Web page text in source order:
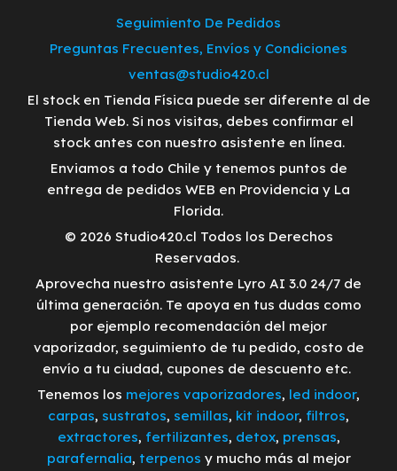
Seguimiento De Pedidos
Preguntas Frecuentes, Envíos y Condiciones
ventas@studio420.cl
El stock en Tienda Física puede ser diferente al de
Tienda Web. Si nos visitas, debes confirmar el
stock antes con nuestro asistente en línea.
Enviamos a todo Chile y tenemos puntos de
entrega de pedidos WEB en Providencia y La
Florida.
© 2026 Studio420.cl Todos los Derechos
Reservados.
Aprovecha nuestro asistente Lyro AI 3.0 24/7 de
última generación. Te apoya en tus dudas como
por ejemplo recomendación del mejor
vaporizador, seguimiento de tu pedido, costo de
envío a tu ciudad, cupones de descuento etc.
Tenemos los mejores vaporizadores, led indoor,
carpas, sustratos, semillas, kit indoor, filtros,
extractores, fertilizantes, detox, prensas,
parafernalia, terpenos y mucho más al mejor